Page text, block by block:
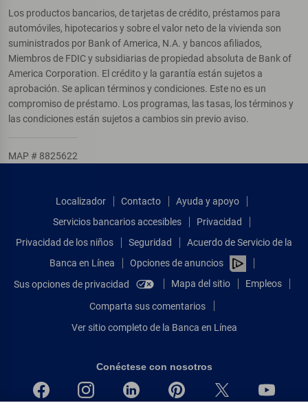
Los productos bancarios, de tarjetas de crédito, préstamos para
automóviles, hipotecarios y sobre el valor neto de la vivienda son
suministrados por Bank of America, N.A. y bancos afiliados,
Miembros de FDIC y subsidiarias de propiedad absoluta de Bank of
America Corporation. El crédito y la garantía están sujetos a
aprobación. Se aplican términos y condiciones. Este no es un
compromiso de préstamo. Los programas, las tasas, los términos y
las condiciones están sujetos a cambios sin previo aviso.
MAP # 8825622
Localizador Contacto
Ayuda y apoyo
Servicios bancarios accesibles
Privacidad
Privacidad de los niños
Seguridad
Acuerdo de Servicio de la
Banca en Línea
Opciones de anuncios
Sus opciones de privacidad
Mapa del sitio Empleos
Comparta sus comentarios
Ver sitio completo de la Banca en Línea
Conéctese con nosotros